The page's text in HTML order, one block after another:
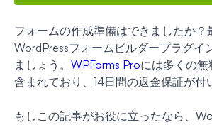
フォームの作成準備はできましたか？
WordPressフォームビルダープラグイ
ましょう。 WPForms Proには多くの
含まれており、14日間の返金保証が付
もしこの記事がお役に立ったなら、